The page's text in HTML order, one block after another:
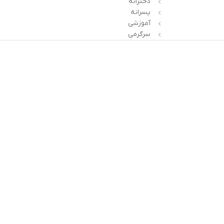
پسرانه
آموزشی
سرگرمی